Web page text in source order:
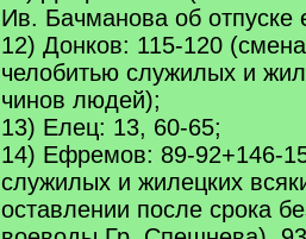
Ив. Бачманова об отпуске
12) Донков: 115-120
челобитью служилых и
чинов людей);
13) Елец: 13, 60-65;
14) Ефремов: 89-92+146-
служилых и жилецких
оставлении после срока